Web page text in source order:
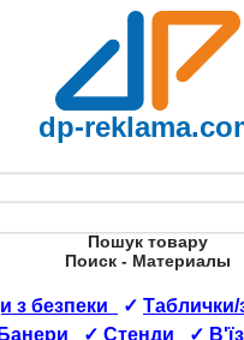
dp-
Пошук товару
Поиск - Материалы
з безпеки ✓ Таблички/
Банери ✓ Стенди ✓